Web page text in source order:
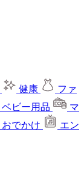
健康
ファ
ベビー用品
マ
おでかけ
エン